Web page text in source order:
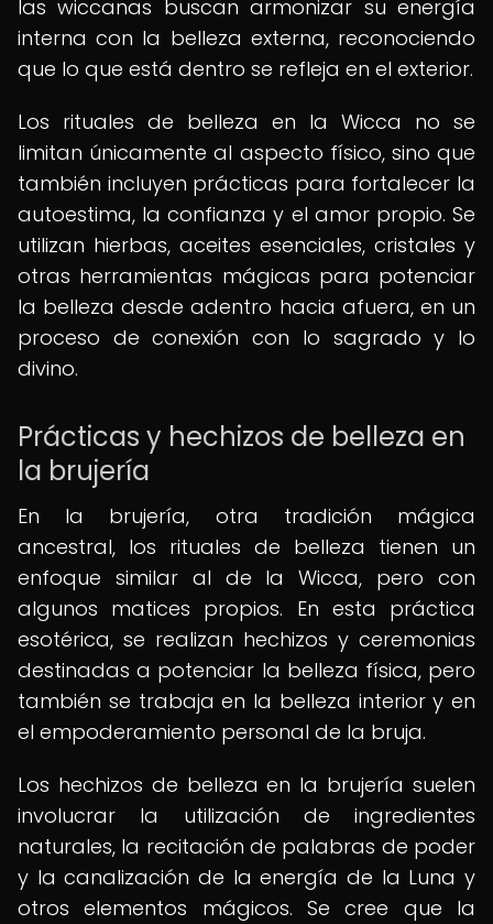
las wiccanas buscan armonizar su energía
interna con la belleza externa, reconociendo
que lo que está dentro se refleja en el exterior.
Los rituales de belleza en la Wicca no se
limitan únicamente al aspecto físico, sino que
también incluyen prácticas para fortalecer la
autoestima, la confianza y el amor propio. Se
utilizan hierbas, aceites esenciales, cristales y
otras herramientas mágicas para potenciar
la belleza desde adentro hacia afuera, en un
proceso de conexión con lo sagrado y lo
divino.
Prácticas y hechizos de belleza en
la brujería
En la brujería, otra tradición mágica
ancestral, los rituales de belleza tienen un
enfoque similar al de la Wicca, pero con
algunos matices propios. En esta práctica
esotérica, se realizan hechizos y ceremonias
destinadas a potenciar la belleza física, pero
también se trabaja en la belleza interior y en
el empoderamiento personal de la bruja.
Los hechizos de belleza en la brujería suelen
involucrar la utilización de ingredientes
naturales, la recitación de palabras de poder
y la canalización de la energía de la Luna y
otros elementos mágicos. Se cree que la